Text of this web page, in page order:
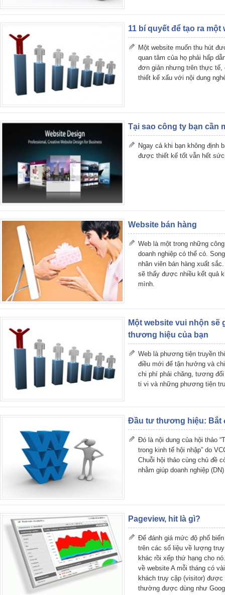
11 bí quyết để tạo ra
Một website muốn thu hút
quan tâm của họ phải hấp
đơn giản nhưng trên thực tế,
thiết kế xấu với nội dung
Tại sao công ty bạn cần
Ngay cả khi bạn không định
được thiết kế tốt vẫn hết sức
Website bán hàng
Web là một trong những
doanh nghiệp có thể có.
nhân viên bán hàng xuất
sẽ thấy được nhiều kết quả
mình.
Một website vui nhộn
thương hiệu của bạn
Web là phương tiện truyền
điều mới để tận hưởng và
chi phí phải chăng, tương
ti vi và những phương tiện
Đầu tư thương hiệu: Bắt
Đó là nội dung của hội thảo
trong kinh tế hội nhập” do
Chuỗi hội thảo cùng chủ đề
nhằm giúp doanh nghiệp
Pageview, hit là gì?
Để đánh giá mức độ phổ
trên các số liệu về lượng
khác rồi xếp thứ hạng cho
về website A mỗi tháng có
khách truy cập (visitor)
thường được dùng như